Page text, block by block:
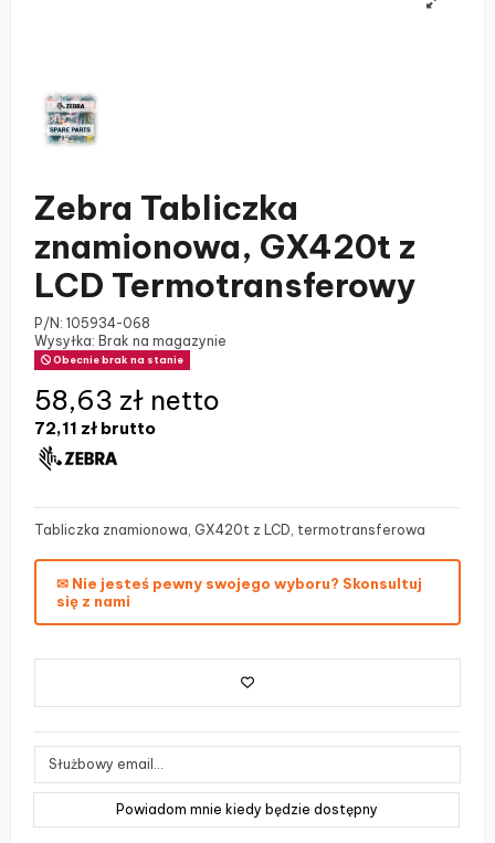
Zebra Tabliczka
znamionowa, GX420t z
LCD Termotransferowy
P/N: 105934-068
Wysyłka: Brak na magazynie
Obecnie brak na stanie
72,11 zł brutto
58,63 zł netto
Tabliczka znamionowa, GX420t z LCD, termotransferowa
✉ Nie jesteś pewny swojego wyboru? Skonsultuj
się z nami